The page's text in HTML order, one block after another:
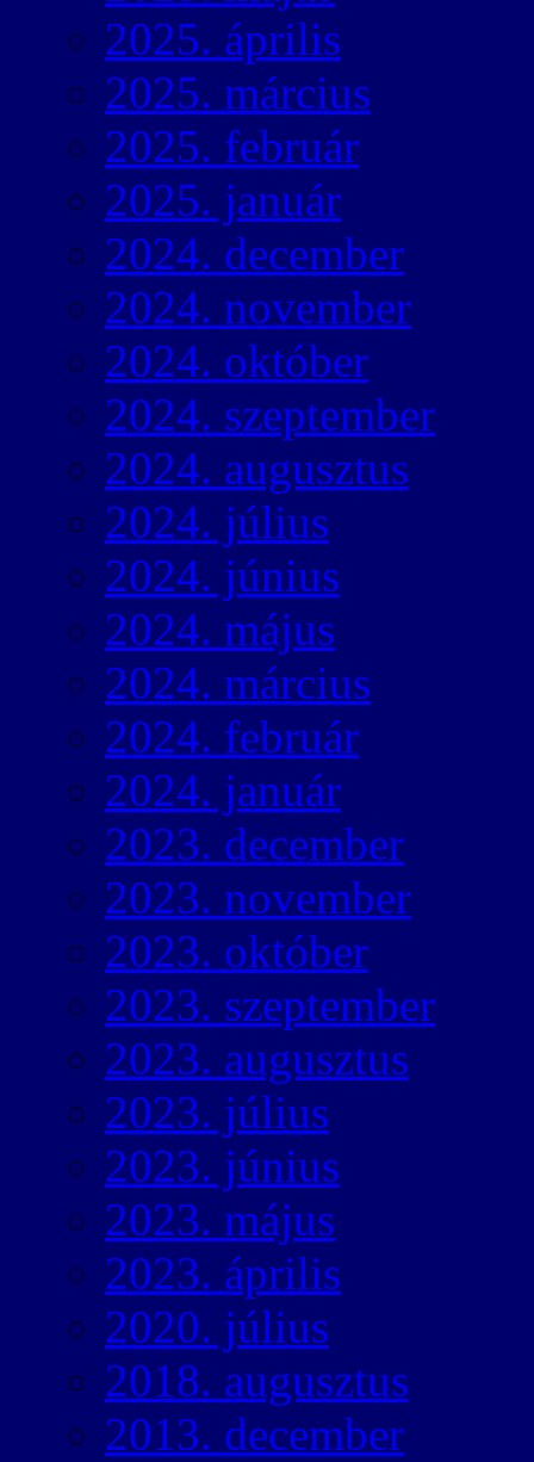
2025. április
2025. március
2025. február
2025. január
2024. december
2024. november
2024. október
2024. szeptember
2024. augusztus
2024. július
2024. június
2024. május
2024. március
2024. február
2024. január
2023. december
2023. november
2023. október
2023. szeptember
2023. augusztus
2023. július
2023. június
2023. május
2023. április
2020. július
2018. augusztus
2013. december